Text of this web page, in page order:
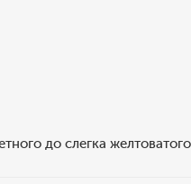
до слегка